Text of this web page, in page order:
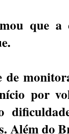
que a
de
por
Além do